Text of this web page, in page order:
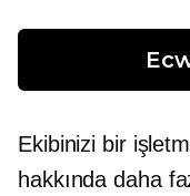
Ekibinizi bir
hakkında daha